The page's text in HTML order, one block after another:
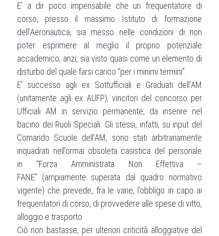
E’ a dir poco impensabile che un frequentatore di
corso, presso il massimo Istituto di formazione
dell’Aeronautica, sia messo nelle condizioni di non
poter esprimere al meglio il proprio potenziale
accademico; anzi, sia visto quasi come un elemento di
disturbo del quale farsi carico “per i minimi termini”.
E’ successo agli ex Sottufficiali e Graduati dell’AM
(unitamente agli ex AUFP), vincitori del concorso per
Ufficiali AM in servizio permanente, da inserire nel
bacino dei Ruoli Speciali. Gli stessi, infatti, su input del
Comando Scuole dell’AM, sono stati arbitrariamente
inquadrati nell’ormai obsoleta casistica del personale
in “Forza Amministrata Non Effettiva –
FANE” (ampiamente superata dal quadro normativo
vigente) che prevede, fra le varie, l’obbligo in capo ai
frequentatori di corso, di provvedere alle spese di vitto,
alloggio e trasporto.
Ciò non bastasse, per ulteriori criticità alloggiative del